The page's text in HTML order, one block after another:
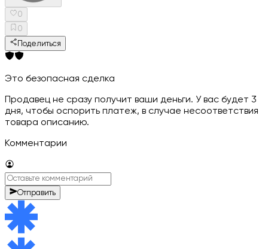
0
0
Поделиться
Это безопасная сделка
Продавец не сразу получит ваши деньги. У вас будет 3
дня, чтобы оспорить платеж, в случае несоответствия
товара описанию.
Комментарии
Отправить